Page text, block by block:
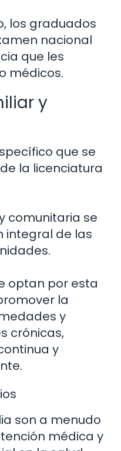
los graduados
nacional
que les
médicos.
y
que se
la licenciatura
comunitaria se
integral de las
optan por esta
la
y
crónicas,
y
son a menudo
médica y